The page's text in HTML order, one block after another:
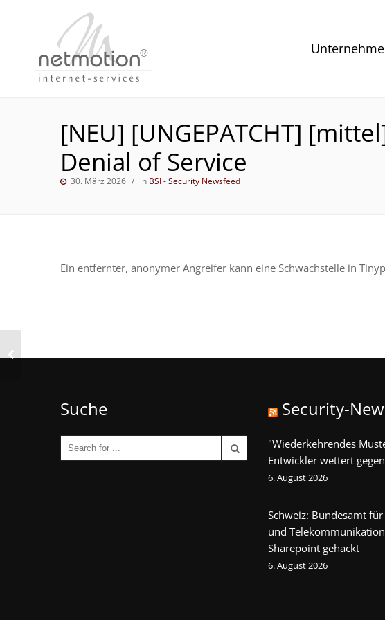
[NEU] [UNGEPATCHT]
Denial of Service
30. März 2026 in BSI - Security Newsfeed
Ein entfernter, anonymer Angreifer kann eine Schwachstelle in
Suche Security-
"Wiederkehrendes
Entwickler wettert
6. August 2026
Schweiz: Bundesamt
und
Sharepoint gehackt
6. August 2026